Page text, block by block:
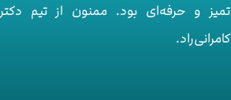
تمیز و حرفه‌ای بود. ممنون از تیم دکتر
کامرانی‌راد.